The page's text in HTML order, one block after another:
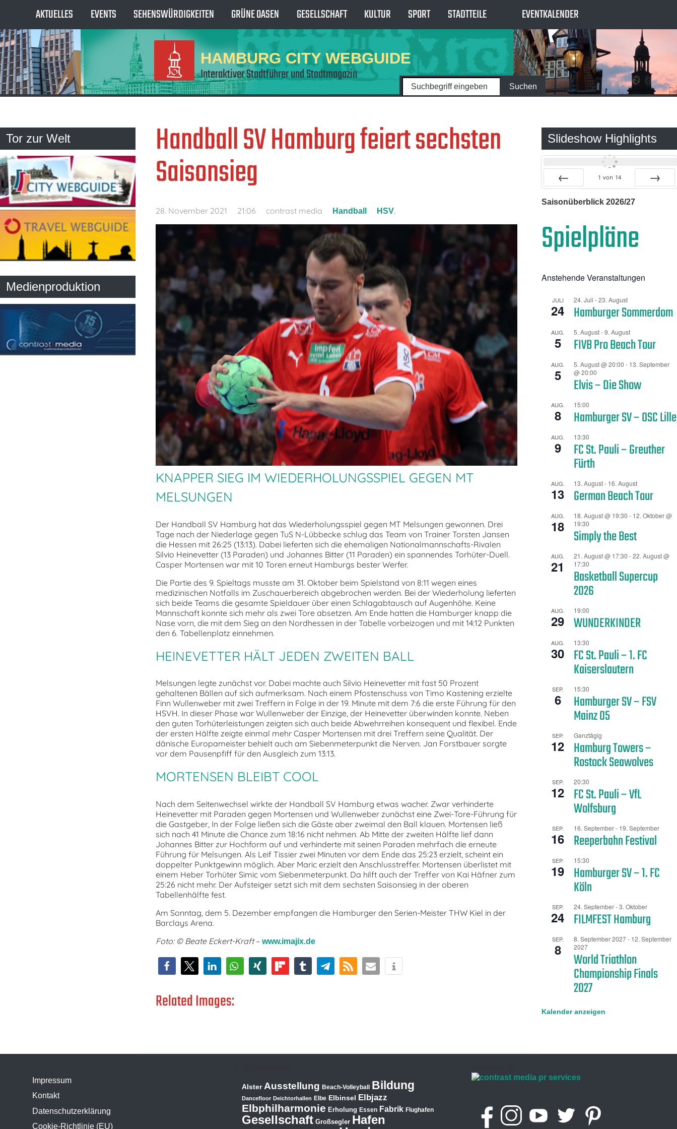
AKTUELLES EVENTS SEHENSWÜRDIGKEITEN GRÜNE OASEN GESELLSCHAFT KULTUR SPORT STADTTEILE EVENTKALENDER
HAMBURG CITY WEBGUIDE
Interaktiver Stadtführer und Stadtmagazin
Handball SV Hamburg feiert sechsten
Saisonsieg
28. November 2021 21:06 contrast media Handball HSV,
KNAPPER SIEG IM WIEDERHOLUNGSSPIEL GEGEN MT
MELSUNGEN
Der Handball SV Hamburg hat das Wiederholungsspiel gegen MT Melsungen gewonnen. Drei
Tage nach der Niederlage gegen TuS N-Lübbecke schlug das Team von Trainer Torsten Jansen
die Hessen mit 26:25 (13:13). Dabei lieferten sich die ehemaligen Nationalmannschafts-Rivalen
Silvio Heinevetter (13 Paraden) und Johannes Bitter (11 Paraden) ein spannendes Torhüter-Duell.
Casper Mortensen war mit 10 Toren erneut Hamburgs bester Werfer.
Die Partie des 9. Spieltags musste am 31. Oktober beim Spielstand von 8:11 wegen eines
medizinischen Notfalls im Zuschauerbereich abgebrochen werden. Bei der Wiederholung lieferten
sich beide Teams die gesamte Spieldauer über einen Schlagabtausch auf Augenhöhe. Keine
Mannschaft konnte sich mehr als zwei Tore absetzen. Am Ende hatten die Hamburger knapp die
Nase vorn, die mit dem Sieg an den Nordhessen in der Tabelle vorbeizogen und mit 14:12 Punkten
den 6. Tabellenplatz einnehmen.
HEINEVETTER HÄLT JEDEN ZWEITEN BALL
Melsungen legte zunächst vor. Dabei machte auch Silvio Heinevetter mit fast 50 Prozent
gehaltenen Bällen auf sich aufmerksam. Nach einem Pfostenschuss von Timo Kastening erzielte
Finn Wullenweber mit zwei Treffern in Folge in der 19. Minute mit dem 7:6 die erste Führung für den
HSVH. In dieser Phase war Wullenweber der Einzige, der Heinevetter überwinden konnte. Neben
den guten Torhüterleistungen zeigten sich auch beide Abwehrreihen konsequent und flexibel. Ende
der ersten Hälfte zeigte einmal mehr Casper Mortensen mit drei Treffern seine Qualität. Der
dänische Europameister behielt auch am Siebenmeterpunkt die Nerven. Jan Forstbauer sorgte
vor dem Pausenpfiff für den Ausgleich zum 13:13.
MORTENSEN BLEIBT COOL
Nach dem Seitenwechsel wirkte der Handball SV Hamburg etwas wacher. Zwar verhinderte
Heinevetter mit Paraden gegen Mortensen und Wullenweber zunächst eine Zwei-Tore-Führung für
die Gastgeber, In der Folge ließen sich die Gäste aber zweimal den Ball klauen. Mortensen ließ
sich nach 41 Minute die Chance zum 18:16 nicht nehmen. Ab Mitte der zweiten Hälfte lief dann
Johannes Bitter zur Hochform auf und verhinderte mit seinen Paraden mehrfach die erneute
Führung für Melsungen. Als Leif Tissier zwei Minuten vor dem Ende das 25:23 erzielt, scheint ein
doppelter Punktgewinn möglich. Aber Maric erzielt den Anschlusstreffer. Mortensen überlistet mit
einem Heber Torhüter Simic vom Siebenmeterpunkt. Da hilft auch der Treffer von Kai Häfner zum
25:26 nicht mehr. Der Aufsteiger setzt sich mit dem sechsten Saisonsieg in der oberen
Tabellenhälfte fest.
Am Sonntag, dem 5. Dezember empfangen die Hamburger den Serien-Meister THW Kiel in der
Barclays Arena.
Foto: © Beate Eckert-Kraft– www.imajix.de
Related Images:
Tor zur Welt
Medienproduktion
Slideshow Highlights
1 von 14
Saisonüberblick 2026/27
Spielpläne
Anstehende Veranstaltungen
JULI
24
24. Juli -23. August
Hamburger Sommerdom
AUG.
5
5. August-9. August
FIVB Pro Beach Tour
AUG.
5
5. August @ 20:00 - 13. September
@ 20:00
Elvis – Die Show
AUG.
8
15:00
Hamburger SV – OSC Lille
AUG.
9
13:30
FC St. Pauli – Greuther
Fürth
AUG.
13
13. August- 16. August
German Beach Tour
AUG.
18
18. August @ 19:30 - 12. Oktober @
19:30
Simply the Best
AUG.
21
21. August @ 17:30 -22. August @
17:30
Basketball Supercup
2026
AUG.
29
19:00
WUNDERKINDER
AUG.
30
13:30
FC St. Pauli – 1. FC
Kaiserslautern
SEP.
6
15:30
Hamburger SV – FSV
Mainz 05
SEP.
12
Ganztägig
Hamburg Towers –
Rostock Seawolves
SEP.
12
20:30
FC St. Pauli – VfL
Wolfsburg
SEP.
16
16. September- 19. September
Reeperbahn Festival
SEP.
19
15:30
Hamburger SV – 1. FC
Köln
SEP.
24
24. September-3. Oktober
FILMFEST Hamburg
SEP.
8
8. September 2027- 12. September
2027
World Triathlon
Championship Finals
2027
Kalender anzeigen
Impressum
Kontakt
Datenschutzerklärung
Cookie-Richtlinie (EU)
Alster Ausstellung Beach-Volleyball Bildung
Dancefloor Deichtorhallen Elbe Elbinsel Elbjazz
Elbphilharmonie Erholung Essen Fabrik Flughafen
Gesellschaft Großsegler Hafen